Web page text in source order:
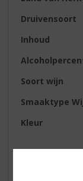
Druivensoort
Inhoud
Soort wijn
Smaaktype
Kleur